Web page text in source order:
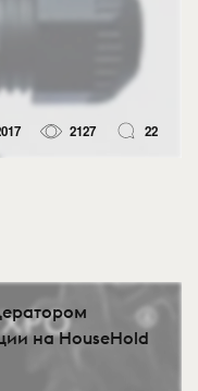
2127 22
на HouseHold